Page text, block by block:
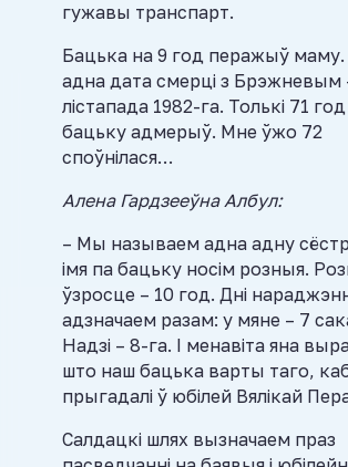
гужавы транспарт.
Бацька на 9 год перажыў маму.
адна дата смерці з Брэжневым
лістапада 1982-га. Толькі 71
бацьку адмерыў. Мне ўжо 72
споўнілася…
Алена Гардзееўна Албул:
– Мы называем адна адну
імя па бацьку носім розныя.
ўзросце – 10 год. Дні
адзначаем разам: у мяне – 7
Надзі – 8-га. І менавіта яна
што наш бацька варты таго,
прыгадалі ў юбілей Вялікай
Салдацкі шлях вызначаем праз